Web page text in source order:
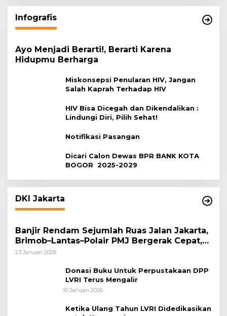
Infografis
Ayo Menjadi Berarti!, Berarti Karena
Hidupmu Berharga
Miskonsepsi Penularan HIV, Jangan
Salah Kaprah Terhadap HIV
HIV Bisa Dicegah dan Dikendalikan :
Lindungi Diri, Pilih Sehat!
Notifikasi Pasangan
Dicari Calon Dewas BPR BANK KOTA
BOGOR 2025-2029
DKI Jakarta
Banjir Rendam Sejumlah Ruas Jalan Jakarta,
Brimob–Lantas–Polair PMJ Bergerak Cepat,
Polri Siagakan 128.247 Personel Secara
23 Januari 2026
Donasi Buku Untuk Perpustakaan DPP
LVRI Terus Mengalir
10 Januari 2026
Ketika Ulang Tahun LVRI Didedikasikan